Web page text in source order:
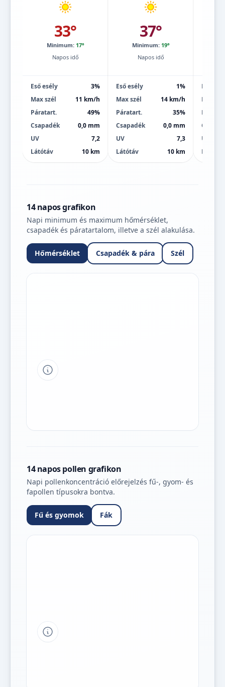
33°
Minimum: 17°
Napos idő
Eső esély
3%
Max szél
11 km/h
Páratart.
49%
Csapadék
0,0 mm
UV
7,2
Látótáv
10 km
37°
Minimum: 19°
Napos idő
Eső esély
1%
Max szél
14 km/h
Páratart.
35%
Csapadék
0,0 mm
UV
7,3
Látótáv
10 km
Eső
Max
UV
Látótáv
14 napos grafikon
Napi minimum és maximum hőmérséklet,
csapadék és páratartalom, illetve a szél alakulása.
Hőmérséklet Csapadék & pára Szél
Tipp a grafikon jelmagyarázatához
14 napos pollen grafikon
Napi pollenkoncentráció előrejelzés fű-, gyom- és
fapollen típusokra bontva.
Fű és gyomok Fák
Tipp a grafikon jelmagyarázatához